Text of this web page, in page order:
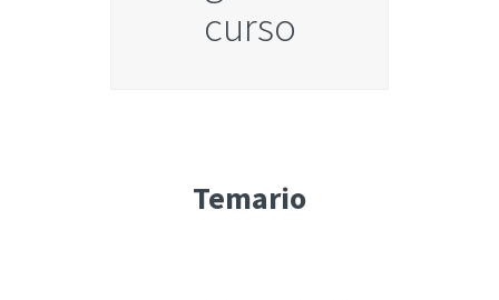
curso
Temario